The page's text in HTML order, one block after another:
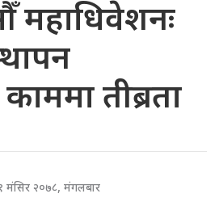
महाधिवेशनः
तीब्रता
मंसिर २०७८, मंगलबार